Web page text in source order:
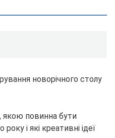
якою повинна бути
і які креативні ідеї